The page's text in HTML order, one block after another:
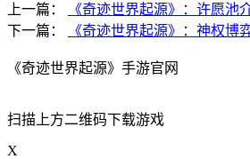
上一篇：
《奇迹世界起源》：许愿池
下一篇：
《奇迹世界起源》：神权博
《奇迹世界起源》手游官网
扫描上方二维码下载游戏
X